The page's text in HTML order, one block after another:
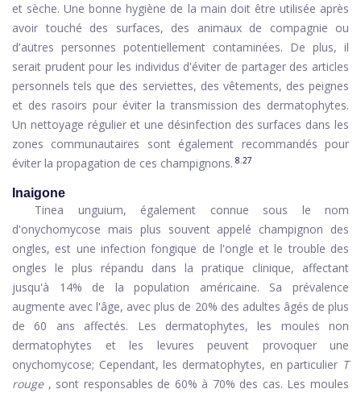
et sèche. Une bonne hygiène de la main doit être utilisée après
avoir touché des surfaces, des animaux de compagnie ou
d'autres personnes potentiellement contaminées. De plus, il
serait prudent pour les individus d'éviter de partager des articles
personnels tels que des serviettes, des vêtements, des peignes
et des rasoirs pour éviter la transmission des dermatophytes.
Un nettoyage régulier et une désinfection des surfaces dans les
zones communautaires sont également recommandés pour
éviter la propagation de ces champignons. 8.27
Inaigone
Tinea unguium, également connue sous le nom
d'onychomycose mais plus souvent appelé champignon des
ongles, est une infection fongique de l'ongle et le trouble des
ongles le plus répandu dans la pratique clinique, affectant
jusqu'à 14% de la population américaine. Sa prévalence
augmente avec l'âge, avec plus de 20% des adultes âgés de plus
de 60 ans affectés. Les dermatophytes, les moules non
dermatophytes et les levures peuvent provoquer une
onychomycose; Cependant, les dermatophytes, en particulier T
rouge, sont responsables de 60% à 70% des cas. Les moules